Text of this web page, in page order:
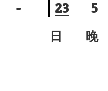
- 23 5
日